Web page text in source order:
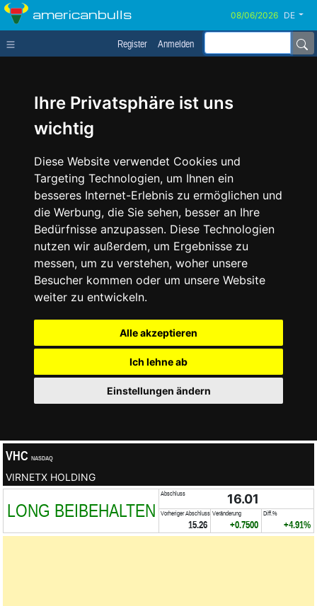
Ihre Privatsphäre ist uns
wichtig
Diese Website verwendet Cookies und
Targeting Technologien, um Ihnen ein
besseres Internet-Erlebnis zu ermöglichen und
die Werbung, die Sie sehen, besser an Ihre
Bedürfnisse anzupassen. Diese Technologien
nutzen wir außerdem, um Ergebnisse zu
messen, um zu verstehen, woher unsere
Besucher kommen oder um unsere Website
weiter zu entwickeln.
Alle akzeptieren
Ich lehne ab
Einstellungen ändern
americanbulls DE
Register Anmelden
VHC NASDAQ
VIRNETX HOLDING
LONG BEIBEHALTEN
Abschluss 16.01
Vorheriger Abschluss
15.26
Veränderung
+0.7500
Diff.%
+4.91%